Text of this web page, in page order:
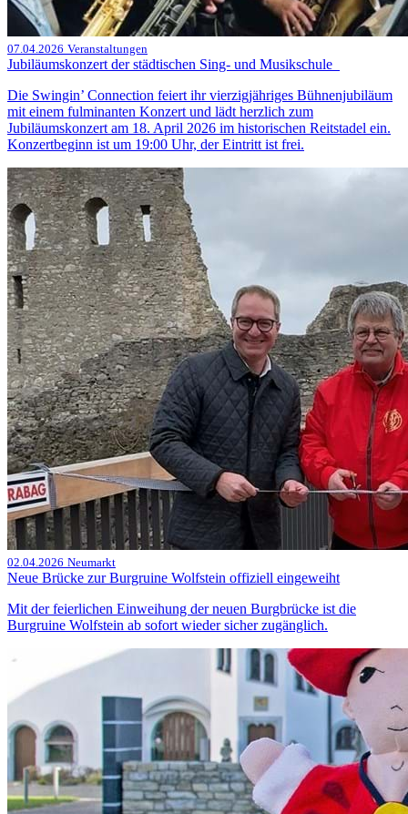
07.04.2026 Veranstaltungen
Jubiläumskonzert der städtischen Sing- und Musikschule
Die Swingin’ Connection feiert ihr vierzigjähriges Bühnenjubiläum
mit einem fulminanten Konzert und lädt herzlich zum
Jubiläumskonzert am 18. April 2026 im historischen Reitstadel ein.
Konzertbeginn ist um 19:00 Uhr, der Eintritt ist frei.
02.04.2026 Neumarkt
Neue Brücke zur Burgruine Wolfstein offiziell eingeweiht
Mit der feierlichen Einweihung der neuen Burgbrücke ist die
Burgruine Wolfstein ab sofort wieder sicher zugänglich.